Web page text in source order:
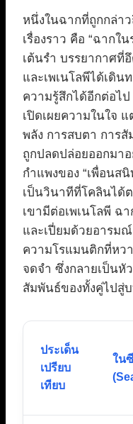
หนึ่งในฉากที่ถูกกล่า
เรื่องราว คือ “ฉากใ
เต้นรำ บรรยากาศที่
และเพเนโลพีได้เดิน
ความรู้สึกได้อีกต่อไ
เปิดเผยความในใจ
พลัง การสบตา การสั
ถูกปลดปล่อยออกมา
กำแพงของ “เพื่อนส
เป็นวินาทีที่โคลินได้
เขามีต่อเพเนโลพี ฉ
และเปี่ยมด้วยอารม
ความโรแมนติกที่หว
จดจำ ซึ่งกลายเป็นหั
สัมพันธ์ของทั้งคู่ไปสู่
ประเด็น
เปรียบ
เทียบ
ใน